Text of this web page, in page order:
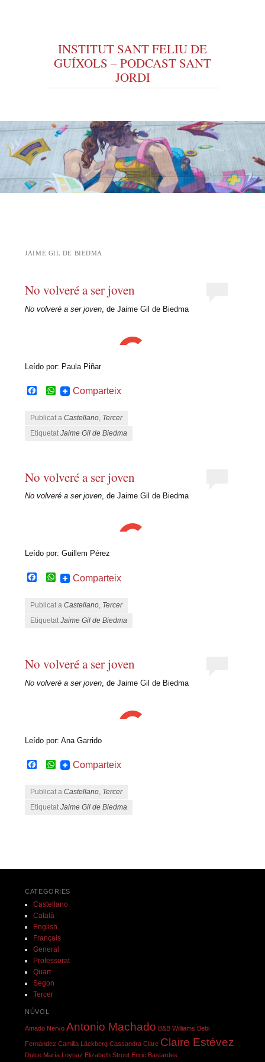
INSTITUT SANT FELIU DE
GUÍXOLS – PODCAST SANT
JORDI
JAIME GIL DE BIEDMA
No volveré a ser joven
No volveré a ser joven , de Jaime Gil de Biedma
Leído por: Paula Piñar
FacebookWhatsApp
Comparteix
Publicat aCastellano, Tercer
EtiquetatJaime Gil de Biedma
No volveré a ser joven
No volveré a ser joven, de Jaime Gil de Biedma
Leído por: Guillem Pérez
FacebookWhatsApp
Comparteix
Publicat aCastellano, Tercer
EtiquetatJaime Gil de Biedma
No volveré a ser joven
No volveré a ser joven , de Jaime Gil de Biedma
Leído por: Ana Garrido
FacebookWhatsApp
Comparteix
Publicat aCastellano, Tercer
EtiquetatJaime Gil de Biedma
CATEGORIES
Castellano
Català
English
Français
General
Professorat
Quart
Segon
Tercer
NÚVOL
Amado Nervo Antonio Machado B&B Williams Bebi
Fernández Camilla Läckberg Cassandra Clare Claire Estévez
Dulce María Loynaz Elizabeth Strout Enric Bastardes